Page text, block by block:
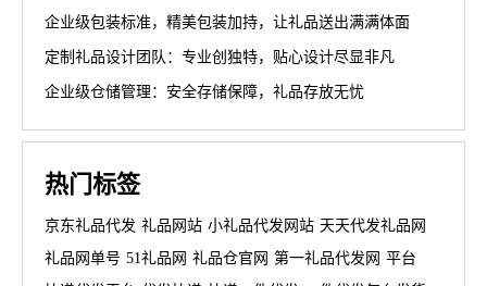
企业级包装标准，精美包装加持，让礼品送出满满体面
定制礼品设计团队：专业创独特，贴心设计尽显非凡
企业级仓储管理：安全存储保障，礼品存放无忧
热门标签
京东礼品代发 礼品网站 小礼品代发网站 天天代发礼品网
礼品网单号 51礼品网 礼品仓官网 第一礼品代发网 平台